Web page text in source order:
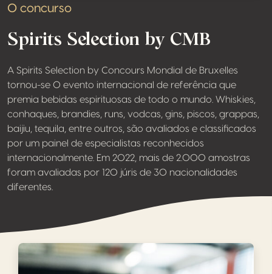
O concurso
Spirits Selection by CMB
A Spirits Selection by Concours Mondial de Bruxelles
tornou-se O evento internacional de referência que
premia bebidas espirituosas de todo o mundo. Whiskies,
conhaques, brandies, runs, vodcas, gins, piscos, grappas,
baijiu, tequila, entre outros, são avaliados e classificados
por um painel de especialistas reconhecidos
internacionalmente. Em 2022, mais de 2.000 amostras
foram avaliadas por 120 júris de 30 nacionalidades
diferentes.